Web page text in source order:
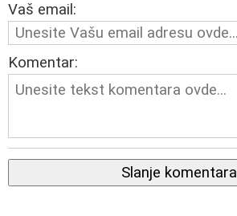
Vaš email:
Komentar:
Slanje komentara